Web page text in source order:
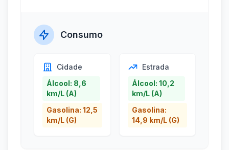
Consumo
Cidade
Álcool: 8,6
km/L (A)
Gasolina: 12,5
km/L (G)
Estrada
Álcool: 10,2
km/L (A)
Gasolina:
14,9 km/L (G)